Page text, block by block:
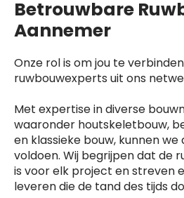
Betrouwbare
Aannemer
Onze rol is om jou te
ruwbouwexperts uit ons
Met expertise in diverse
waaronder houtskeletbouw,
en klassieke bouw, kunnen we
voldoen. Wij begrijpen dat de
is voor elk project en streven
leveren die de tand des tijds